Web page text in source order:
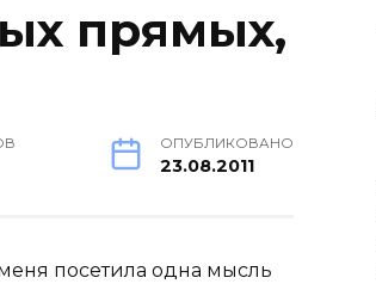
прямых,
ОПУБЛИКОВАНО
23.08.2011
посетила одна мысль